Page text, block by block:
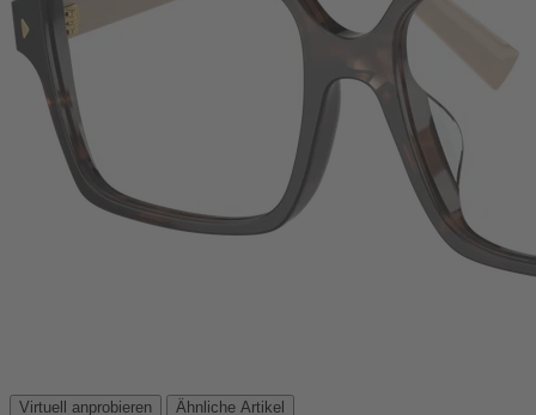
Virtuell anprobieren Ähnliche Artikel